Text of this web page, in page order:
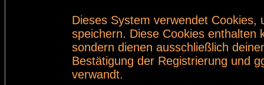
Dieses System verwendet
speichern. Diese Cookies enthalten
sondern dienen ausschließlich
Bestätigung der Registrierung und
verwandt.